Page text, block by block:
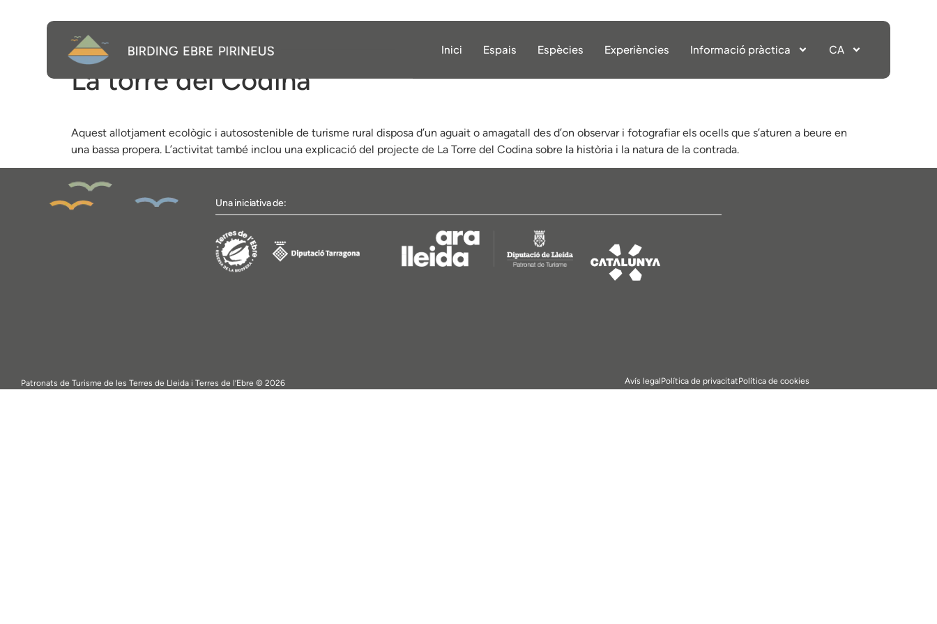
Inici Espais Espècies Experiències Informació pràctica CA
La torre del Codina
Aquest allotjament ecològic i autosostenible de turisme rural disposa d’un aguait o amagatall des d’on observar i fotografiar els ocells que s’aturen a beure en
una bassa propera. L’activitat també inclou una explicació del projecte de La Torre del Codina sobre la història i la natura de la contrada.
Una iniciativa de:
Patronats de Turisme de les Terres de Lleida i Terres de l’Ebre © 2026 Avís legalPolítica de privacitatPolítica de cookies